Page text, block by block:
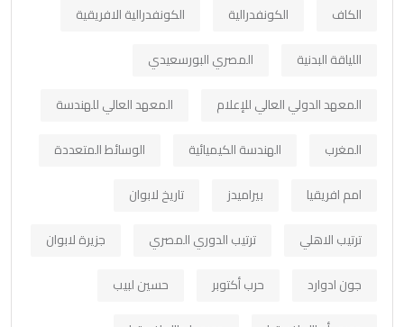
الكاف
الكونفدرالية
الكونفدرالية الافريقية
اللياقة البدنية
المصري البورسعيدي
المعهد الدولي العالي للإعلام
المعهد العالي للهندسة
المغرب
الهندسة الكيميائية
الوسائط المتعددة
امم افريقيا
بيراميدز
تاريخ لابوان
ترتيب الاهلي
ترتيب الدوري المصري
جزيرة لابوان
جون ادوارد
حرب أكتوبر
حسين لبيب